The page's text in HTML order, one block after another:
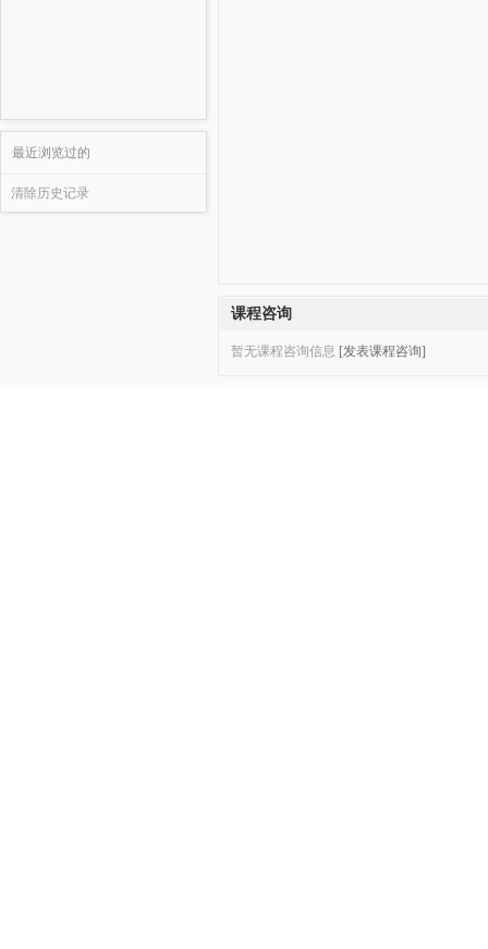
最近浏览过的
清除历史记录
课程咨询
暂无课程咨询信息 [发表课程咨询]